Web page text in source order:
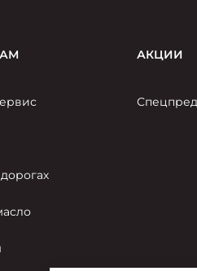
АКЦИИ